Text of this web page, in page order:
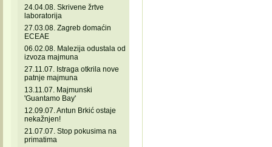
24.04.08. Skrivene žrtve
laboratorija
27.03.08. Zagreb domaćin
ECEAE
06.02.08. Malezija odustala od
izvoza majmuna
27.11.07. Istraga otkrila nove
patnje majmuna
13.11.07. Majmunski
'Guantamo Bay'
12.09.07. Antun Brkić ostaje
nekažnjen!
21.07.07. Stop pokusima na
primatima